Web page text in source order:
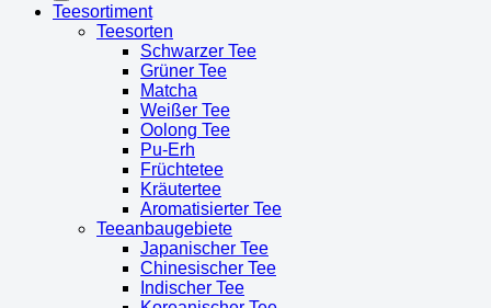
Teesortiment
Teesorten
Schwarzer Tee
Grüner Tee
Matcha
Weißer Tee
Oolong Tee
Pu-Erh
Früchtetee
Kräutertee
Aromatisierter Tee
Teeanbaugebiete
Japanischer Tee
Chinesischer Tee
Indischer Tee